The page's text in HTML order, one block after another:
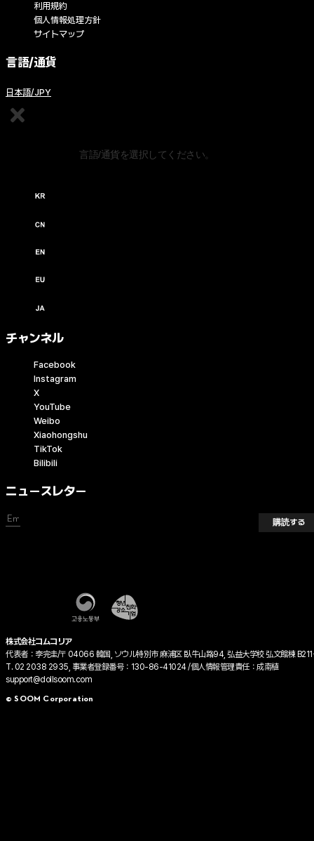
利用規約
個人情報処理方針
サイトマップ
言語/通貨
日本語/JPY
言語/通貨を選択してください。
チャンネル
Facebook
Instagram
X
YouTube
Weibo
Xiaohongshu
TikTok
Bilibili
ニュースレター
購読する
株式会社コムコリア
代表者：李完圭/〒04066 韓国, ソウル特別市 麻浦区 臥牛山路94, 弘益大学校 弘文館棟 B211
T. 02 2038 2935, 事業者登録番号：130-86-41024 /個人情報管理責任：成南植
support@dollsoom.com
© SOOM Corporation